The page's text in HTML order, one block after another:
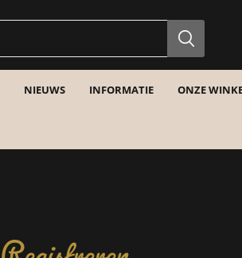
NIEUWS INFORMATIE ONZE